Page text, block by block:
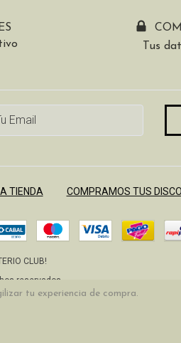
tu experiencia de compra.
Tus
TIENDA COMPRAMOS TUS
CLUB!
reservados.
ingrese aquí